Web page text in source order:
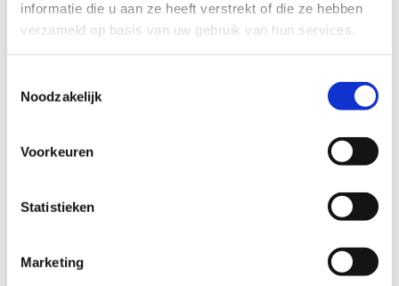
informatie die u aan ze heeft verstrekt of die ze hebben
verzameld op basis van uw gebruik van hun services.
Noodzakelijk
Voorkeuren
Statistieken
Marketing
Meer informatie